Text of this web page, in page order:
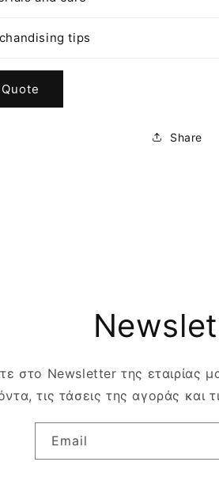
tips
Share
στο Newsletter της εταιρίας
τις τάσεις της αγοράς και
Email